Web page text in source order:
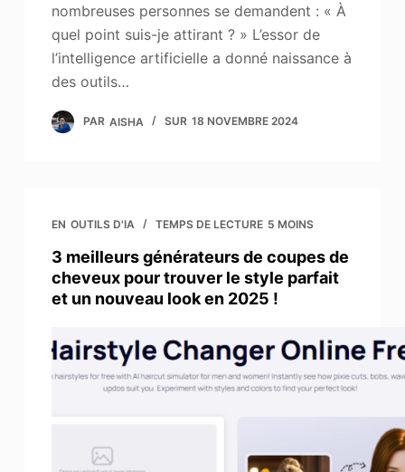
nombreuses personnes se demandent : « À
quel point suis-je attirant ? » L’essor de
l’intelligence artificielle a donné naissance à
des outils…
PAR AISHA SUR 18 NOVEMBRE 2024
EN OUTILS D'IA TEMPS DE LECTURE 5 MOINS
3 meilleurs générateurs de coupes de
cheveux pour trouver le style parfait
et un nouveau look en 2025 !